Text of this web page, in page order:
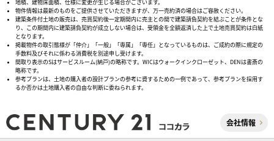
地積、建物床面積、仕様に変更が生じる場合がございます。
物件情報は最新のものをご提供させていただきますが、万一売約済の場合はご容赦ください。
建築条件付土地の販売は、売買契約後一定期間内に売主との間で建築請負契約を結ぶことが条件とな
り、この期間内に建築請負契約が成立しない場合は、受領金を全額返済した上で土地売買契約は白紙
となります。
掲載物件の取引態様が「仲介」「一般」「専属」「専任」となっているものは、ご成約の際に規定の
手数料及びそれに係わる消費税を別途申し受けます。
間取り表示のSはサービスルーム(納戸)の略称です。WICはウォークインクローゼット、DENは書斎の
略称です。
参考プランは、土地の購入者の設計プランの参考に資するための一例であって、参考プランを採用す
るか否かは土地購入者の自由な判断に委ねられます。
会社情報